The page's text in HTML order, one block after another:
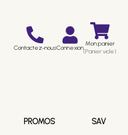
Contactez-nousConnexion Mon panier
(Panier vide)
PROMOS SAV